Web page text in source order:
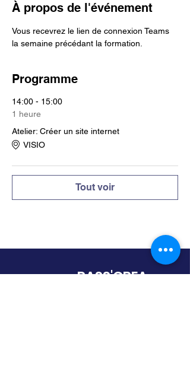
À propos de l'événement
Vous recevrez le lien de connexion Teams
la semaine précédant la formation.
Programme
14:00 - 15:00
1 heure
Atelier: Créer un site internet
VISIO
Tout voir
PASS'CREA